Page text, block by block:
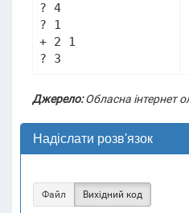
? 4
? 1
+ 2 1
Джерело:Обласна інтернет
Надіслати розв'язок
Файл Вихідний код